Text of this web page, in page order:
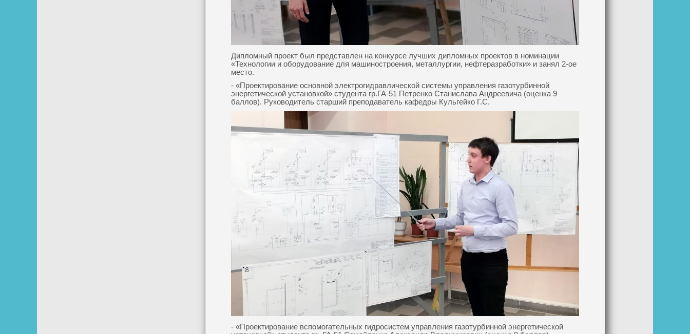
Дипломный проект был представлен на конкурсе лучших дипломных проектов в номинации
«Технологии и оборудование для машиностроения, металлургии, нефтеразработки» и занял 2-ое
место.
- «Проектирование основной электрогидравлической системы управления газотурбинной
энергетической установкой» студента гр.ГА-51 Петренко Станислава Андреевича (оценка 9
баллов). Руководитель старший преподаватель кафедры Кульгейко Г.С.
- «Проектирование вспомогательных гидросистем управления газотурбинной энергетической